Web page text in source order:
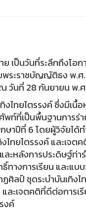
ป็นวันที่ระลึกถึงโอ
ระราชบัญญัติธง พ.ศ
วันที่ 28 กันยายน พ.
ยไตรรงค์ ซึ่งมีเนื้อ
ที่เป็นพื้นฐานการร่า
ษาปีที่ 6 โดยผู้วิจัยได้
ไทยไตรรงค์ และเจ
ะหลังการประดิษฐ์ท่
างการเรียน และแ
ศิลป์ ชุดระบําบันเทิง
ละเจตคติที่ดีต่อการเ
งค์